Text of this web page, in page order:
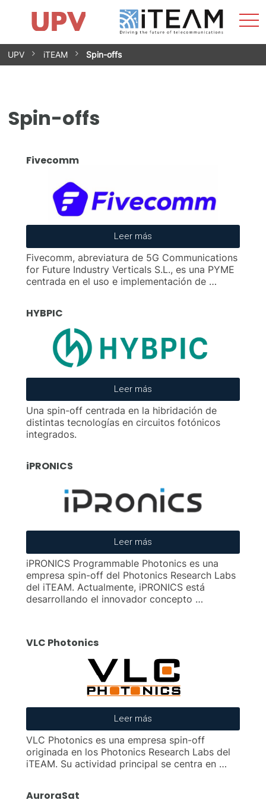
Grupos de investigación
Instalaciones
Contacto
Prácticas
Noticias
Unidad de Igualdad
UPV iTEAM Spin-offs
Spin-offs
Fivecomm
Leer más
Fivecomm, abreviatura de 5G Communications
for Future Industry Verticals S.L., es una PYME
centrada en el uso e implementación de …
HYBPIC
Leer más
Una spin-off centrada en la hibridación de
distintas tecnologías en circuitos fotónicos
integrados.
iPRONICS
Leer más
iPRONICS Programmable Photonics es una
empresa spin-off del Photonics Research Labs
del iTEAM. Actualmente, iPRONICS está
desarrollando el innovador concepto …
VLC Photonics
Leer más
VLC Photonics es una empresa spin-off
originada en los Photonics Research Labs del
iTEAM. Su actividad principal se centra en …
AuroraSat